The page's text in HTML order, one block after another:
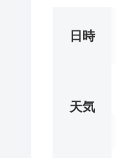
日時
天気